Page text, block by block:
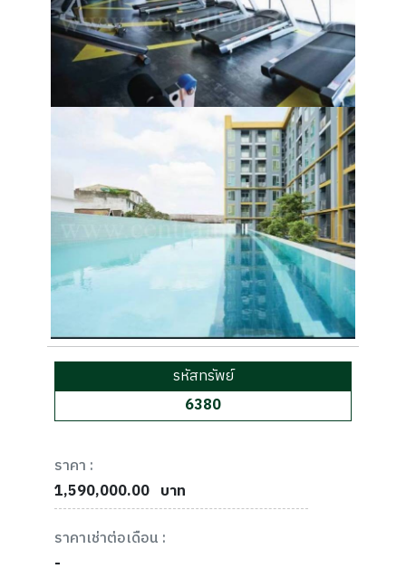
รหัสทรัพย์
6380
ราคา :
1,590,000.00 บาท
ราคาเช่าต่อเดือน :
-